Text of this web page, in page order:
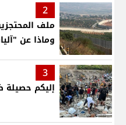
2
ملف
وماذا عن
3
إليكم حصيلة